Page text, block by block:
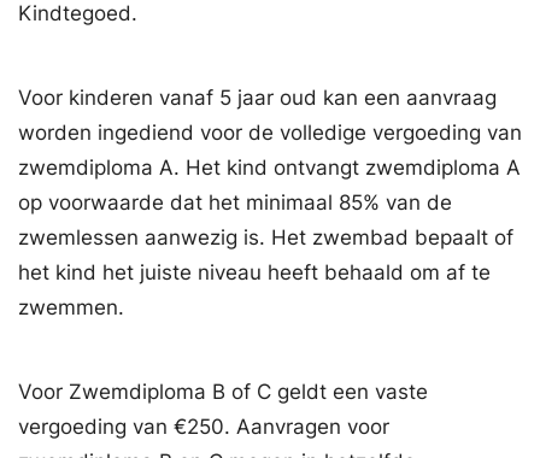
Kindtegoed.
Voor kinderen vanaf 5 jaar oud kan een aanvraag
worden ingediend voor de volledige vergoeding van
zwemdiploma A. Het kind ontvangt zwemdiploma A
op voorwaarde dat het minimaal 85% van de
zwemlessen aanwezig is. Het zwembad bepaalt of
het kind het juiste niveau heeft behaald om af te
zwemmen.
Voor Zwemdiploma B of C geldt een vaste
vergoeding van €250. Aanvragen voor